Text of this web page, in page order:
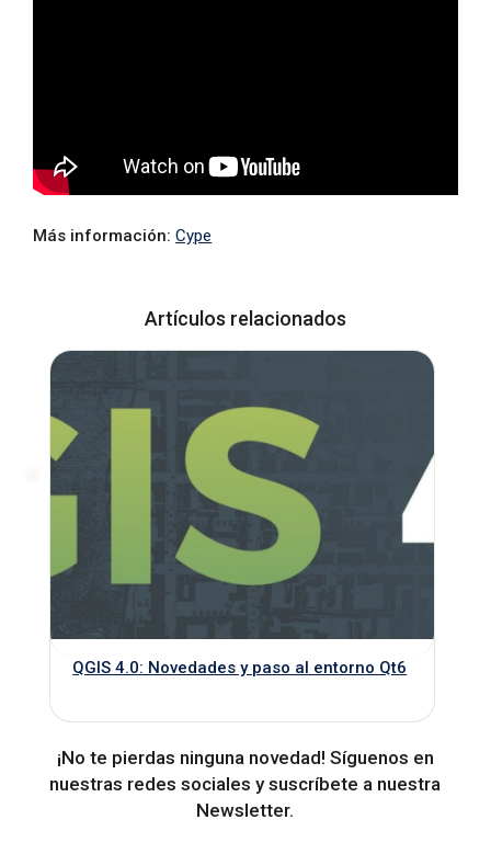
Más información:Cype
Artículos relacionados
QGIS 4.0: Novedades y paso al entorno Qt6
¡No te pierdas ninguna novedad! Síguenos en
nuestras redes sociales y suscríbete a nuestra
Newsletter.